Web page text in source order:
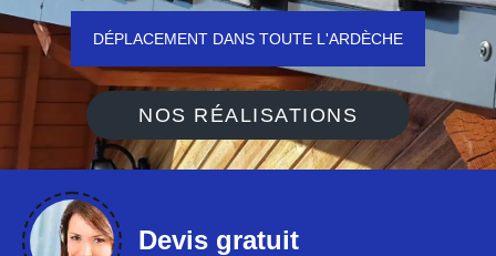
DÉPLACEMENT DANS TOUTE L'ARDÈCHE
NOS RÉALISATIONS
Devis gratuit